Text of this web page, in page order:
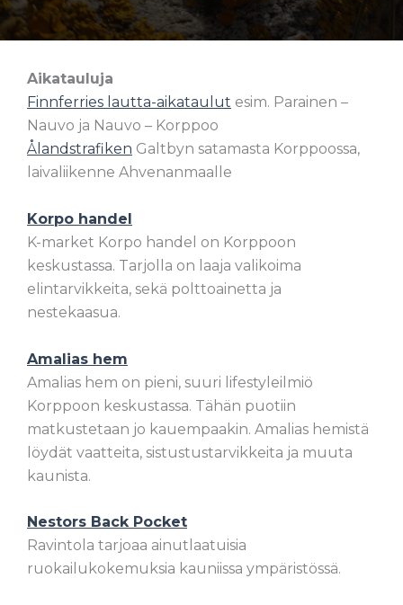
Aikatauluja
Finnferries lautta-aikataulut esim. Parainen –
Nauvo ja Nauvo – Korppoo
Ålandstrafiken Galtbyn satamasta Korppoossa,
laivaliikenne Ahvenanmaalle
Korpo handel
K-market Korpo handel on Korppoon
keskustassa. Tarjolla on laaja valikoima
elintarvikkeita, sekä polttoainetta ja
nestekaasua.
Amalias hem
Amalias hem on pieni, suuri lifestyleilmiö
Korppoon keskustassa. Tähän puotiin
matkustetaan jo kauempaakin. Amalias hemistä
löydät vaatteita, sistustustarvikkeita ja muuta
kaunista.
Nestors Back Pocket
Ravintola tarjoaa ainutlaatuisia
ruokailukokemuksia kauniissa ympäristössä.